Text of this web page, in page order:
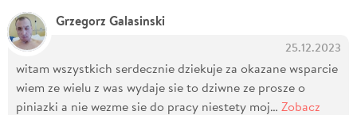
Grzegorz Galasinski
25.12.2023
witam wszystkich serdecznie dziekuje za okazane wsparcie
wiem ze wielu z was wydaje sie to dziwne ze prosze o
piniazki a nie wezme sie do pracy niestety moj… Zobacz